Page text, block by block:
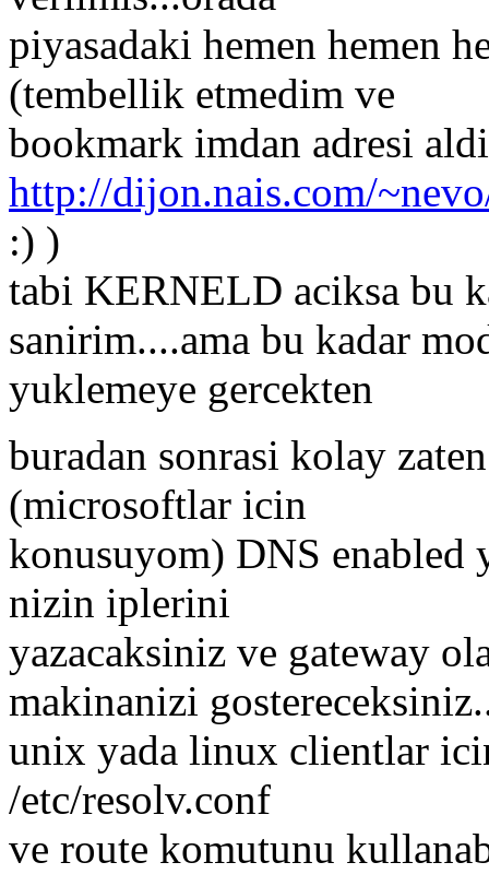
piyasadaki hemen hemen
(tembellik etmedim ve
bookmark imdan adresi
http://dijon.nais.com/
:) )
tabi KERNELD aciksa bu
sanirim....ama bu kadar
yuklemeye gercekten
buradan sonrasi kolay
(microsoftlar icin
konusuyom) DNS enabled
nizin iplerini
yazacaksiniz ve gateway
makinanizi
unix yada linux clientlar
/etc/resolv.conf
ve route komutunu